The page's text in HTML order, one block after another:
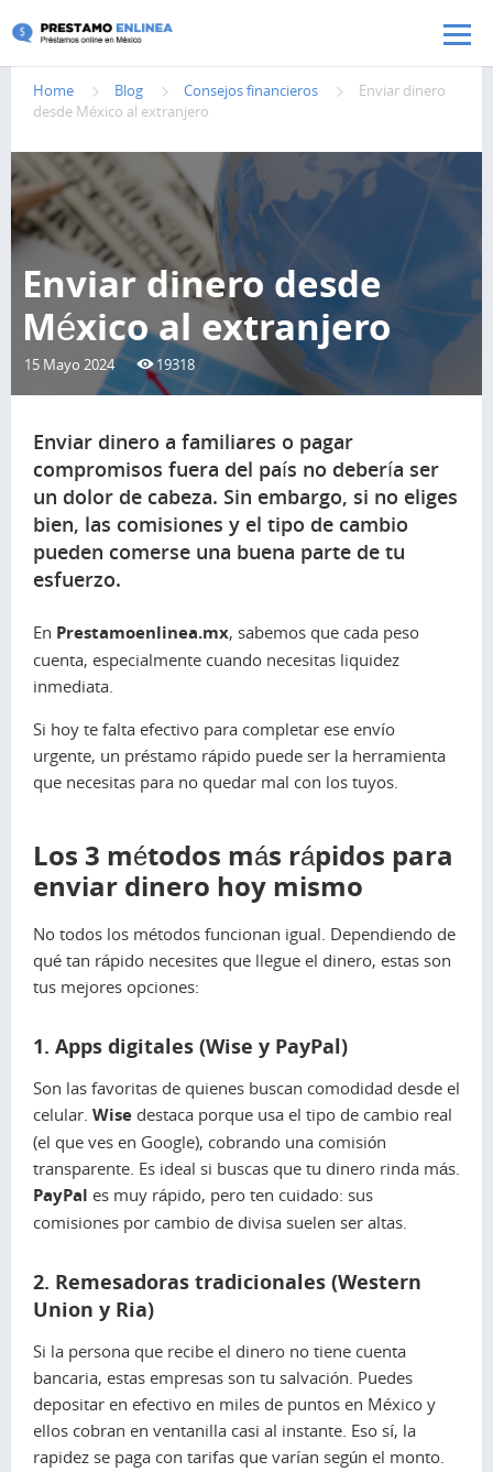
Pasar al contenido principal
Home Blog Consejos financieros
Enviar dinero
desde México al extranjero
Enviar dinero desde
México al extranjero
15 Mayo 2024 19318
Enviar dinero a familiares o pagar
compromisos fuera del país no debería ser
un dolor de cabeza. Sin embargo, si no eliges
bien, las comisiones y el tipo de cambio
pueden comerse una buena parte de tu
esfuerzo.
En Prestamoenlinea.mx, sabemos que cada peso
cuenta, especialmente cuando necesitas liquidez
inmediata.
Si hoy te falta efectivo para completar ese envío
urgente, un préstamo rápido puede ser la herramienta
que necesitas para no quedar mal con los tuyos.
Los 3 métodos más rápidos para
enviar dinero hoy mismo
No todos los métodos funcionan igual. Dependiendo de
qué tan rápido necesites que llegue el dinero, estas son
tus mejores opciones:
1. Apps digitales (Wise y PayPal)
Son las favoritas de quienes buscan comodidad desde el
celular. Wise destaca porque usa el tipo de cambio real
(el que ves en Google), cobrando una comisión
transparente. Es ideal si buscas que tu dinero rinda más.
PayPal es muy rápido, pero ten cuidado: sus
comisiones por cambio de divisa suelen ser altas.
2. Remesadoras tradicionales (Western
Union y Ria)
Si la persona que recibe el dinero no tiene cuenta
bancaria, estas empresas son tu salvación. Puedes
depositar en efectivo en miles de puntos en México y
ellos cobran en ventanilla casi al instante. Eso sí, la
rapidez se paga con tarifas que varían según el monto.